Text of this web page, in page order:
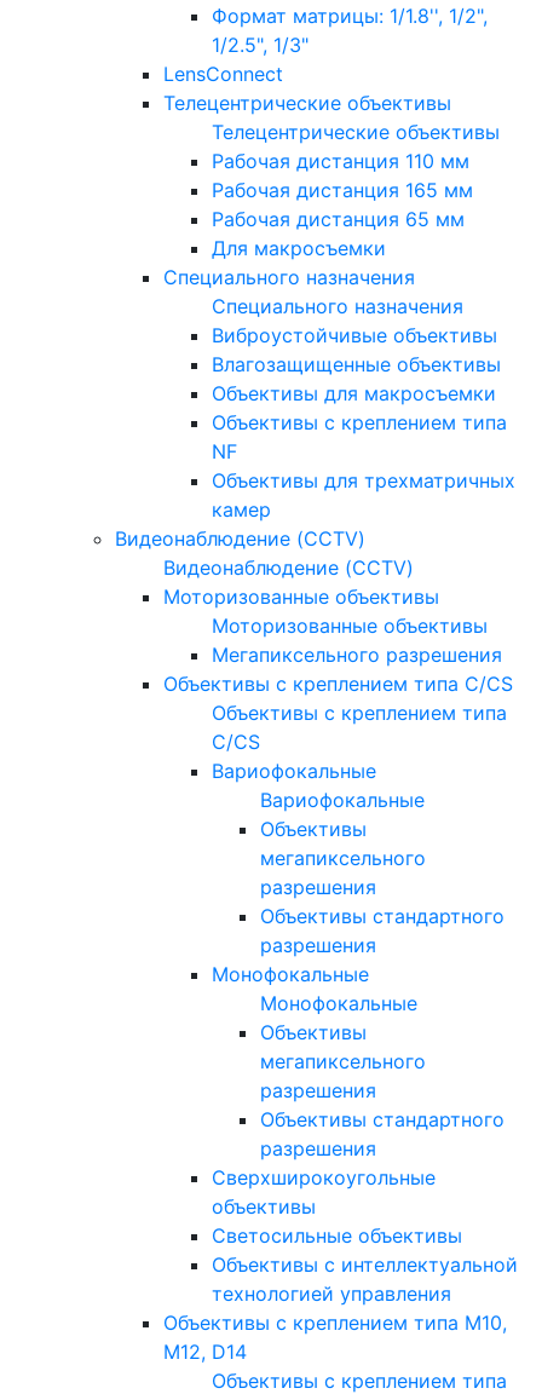
Формат матрицы: 1/1.8'', 1/2",
1/2.5", 1/3"
LensConnect
Телецентрические объективы
Телецентрические объективы
Рабочая дистанция 110 мм
Рабочая дистанция 165 мм
Рабочая дистанция 65 мм
Для макросъемки
Специального назначения
Специального назначения
Виброустойчивые объективы
Влагозащищенные объективы
Объективы для макросъемки
Объективы с креплением типа
NF
Объективы для трехматричных
камер
Видеонаблюдение (CCTV)
Видеонаблюдение (CCTV)
Моторизованные объективы
Моторизованные объективы
Мегапиксельного разрешения
Объективы с креплением типа C/CS
Объективы с креплением типа
C/CS
Вариофокальные
Вариофокальные
Объективы
мегапиксельного
разрешения
Объективы стандартного
разрешения
Монофокальные
Монофокальные
Объективы
мегапиксельного
разрешения
Объективы стандартного
разрешения
Сверхширокоугольные
объективы
Светосильные объективы
Объективы с интеллектуальной
технологией управления
Объективы с креплением типа M10,
M12, D14
Объективы с креплением типа